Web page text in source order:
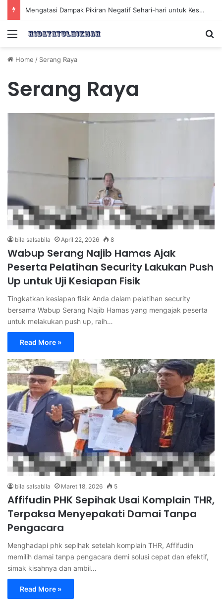
Mengatasi Dampak Pikiran Negatif Sehari-hari untuk Kesehatan Mental yang Lebih Baik
Menu
Home / Serang Raya
Serang Raya
bila salsabila April 22, 2026 8
Wabup Serang Najib Hamas Ajak
Peserta Pelatihan Security Lakukan Push
Up untuk Uji Kesiapan Fisik
Tingkatkan kesiapan fisik Anda dalam pelatihan security
bersama Wabup Serang Najib Hamas yang mengajak peserta
untuk melakukan push up, raih…
Read More »
bila salsabila Maret 18, 2026 5
Affifudin PHK Sepihak Usai Komplain THR,
Terpaksa Menyepakati Damai Tanpa
Pengacara
Menghadapi phk sepihak setelah komplain THR, Affifudin
memilih damai tanpa pengacara demi solusi cepat dan efektif,
simak kisahnya dan ambil…
Read More »